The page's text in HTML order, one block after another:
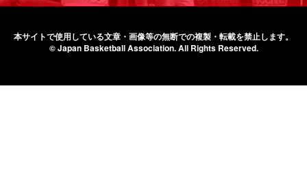
本サイトで使用している文章・画像等の無断での複製・転載を禁止します。
© Japan Basketball Association.All Rights Reserved.